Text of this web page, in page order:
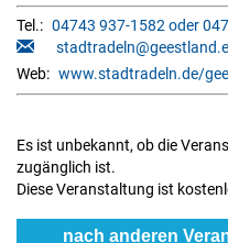
Tel.: 04743 937-1582 oder
Web: www.stadtradeln.de/
Es ist unbekannt, ob die
zugänglich ist.
Diese Veranstaltung ist
nach anderen